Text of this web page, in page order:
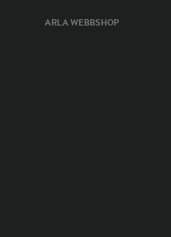
ARLA WEBBSHOP